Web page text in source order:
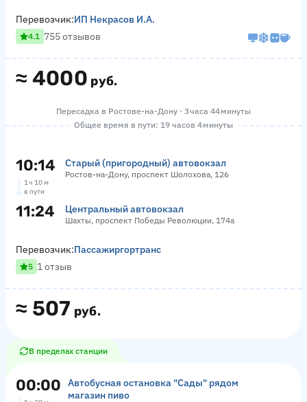
≈ 4000 руб.
Перевозчик:ИП Некрасов И.А.
4.1 755 отзывов
Пересадка в Ростове-на-Дону · 3 часа 44 минуты
Общее время в пути: 19 часов 4 минуты
10:14 Старый (пригородный) автовокзал
Ростов-на-Дону, проспект Шолохова, 126
1 ч 10 м
в пути
11:24 Центральный автовокзал
Шахты, проспект Победы Революции, 174а
≈ 507 руб.
Перевозчик:Пассажиргортранс
5 1 отзыв
В пределах станции
00:00
Автобусная остановка "Сады" рядом
магазин пиво